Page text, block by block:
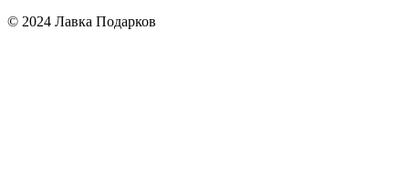
© 2024 Лавка Подарков